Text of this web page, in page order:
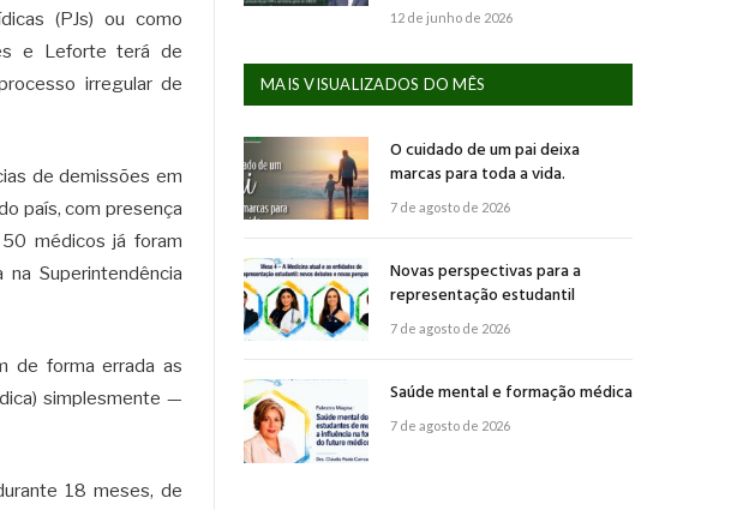
(PJs) ou como
e Leforte terá de
irregular de
de demissões em
país, com presença
médicos já foram
Superintendência
de forma errada as
simplesmente —
18 meses, de
12 de junho de 2026
MAIS VISUALIZADOS DO MÊS
O cuidado de um pai deixa
marcas para toda a vida.
7 de agosto de 2026
Novas perspectivas para a
representação estudantil
7 de agosto de 2026
Saúde mental e formação médica
7 de agosto de 2026